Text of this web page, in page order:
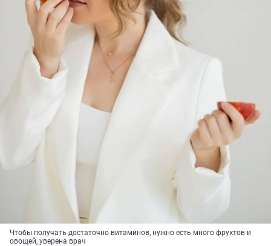
Чтобы получать достаточно витаминов, нужно есть много фруктов и
овощей, уверена врач